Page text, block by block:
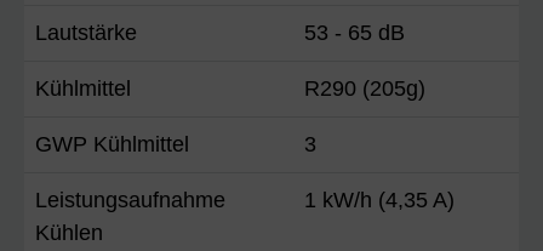
Lautstärke 53 - 65 dB
Kühlmittel R290 (205g)
GWP Kühlmittel 3
Leistungsaufnahme
Kühlen
1 kW/h (4,35 A)